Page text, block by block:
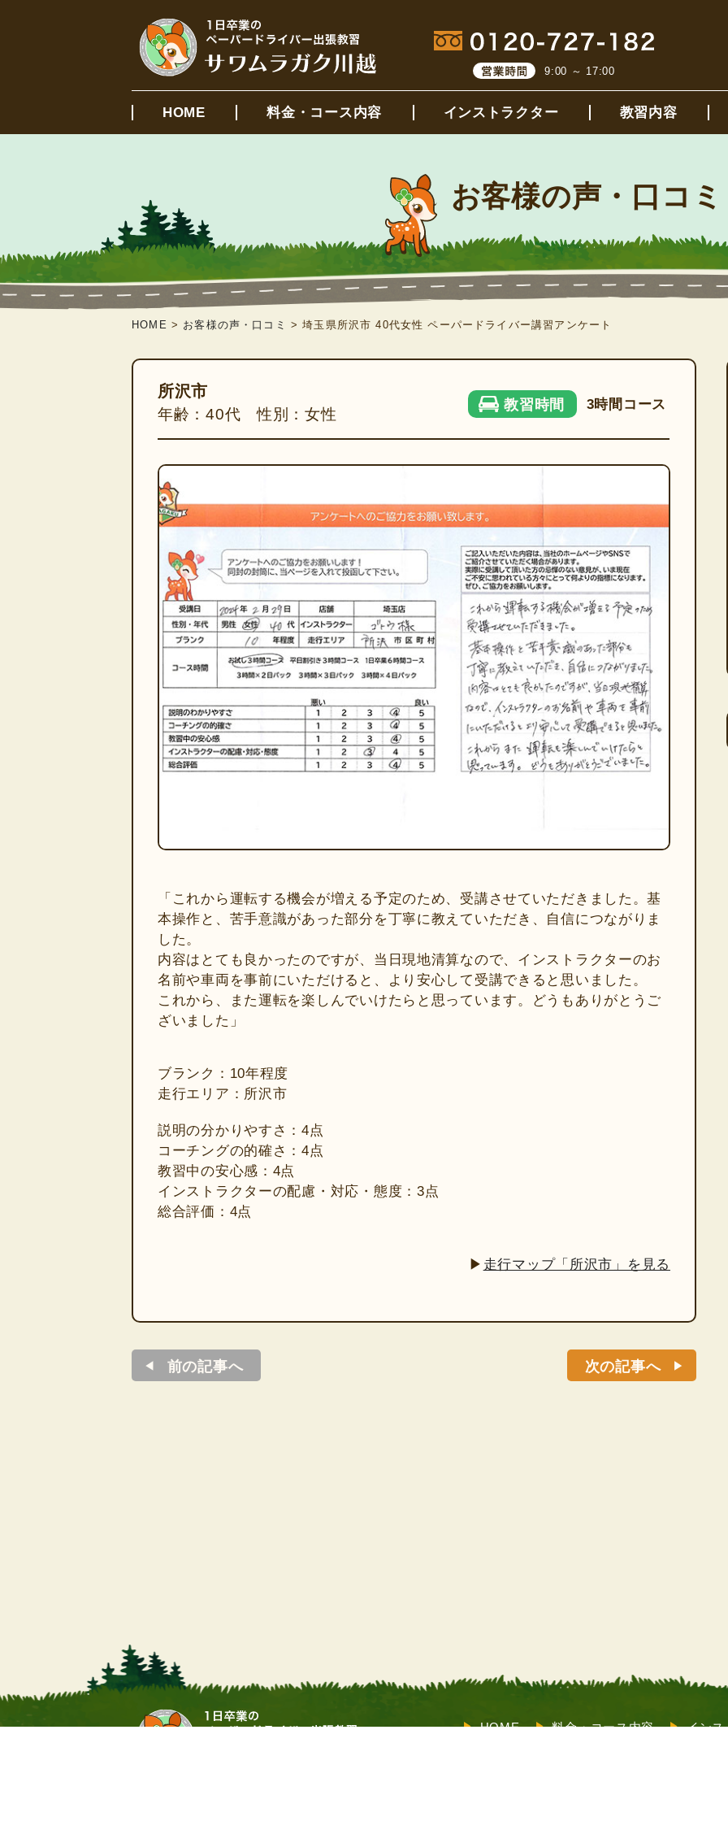
9:00 ～ 17:00
HOME 料金・コース内容 インストラクター 教習内容
お客様の声・口コミ
HOME > お客様の声・口コミ >埼玉県所沢市 40代女性 ペーパードライバー講習アンケート
所沢市
年齢：40代 性別：女性
教習時間 3時間コース
「これから運転する機会が増える予定のため、受講させていただきました。基
本操作と、苦手意識があった部分を丁寧に教えていただき、自信につながりま
した。
内容はとても良かったのですが、当日現地清算なので、インストラクターのお
名前や車両を事前にいただけると、より安心して受講できると思いました。
これから、また運転を楽しんでいけたらと思っています。どうもありがとうご
ざいました」
ブランク：10年程度
走行エリア：所沢市
説明の分かりやすさ：4点
コーチングの的確さ：4点
教習中の安心感：4点
インストラクターの配慮・対応・態度：3点
総合評価：4点
▶ 走行マップ「所沢市」を見る
前の記事へ 次の記事へ
HOME 料金・コース内容 インス